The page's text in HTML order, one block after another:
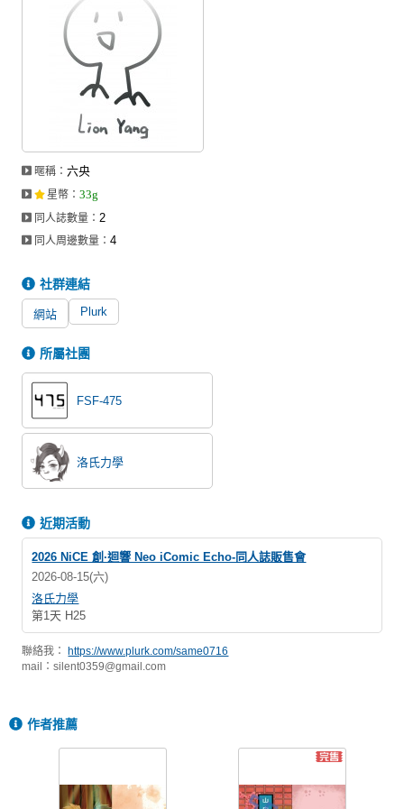
會員中心
註冊會員
登入
暱稱：六央
星幣 ：33g
同人誌數量：2
同人周邊數量：4
社群連結
網站 Plurk
所屬社團
FSF-475
洛氏力學
近期活動
2026 NiCE 創·迴響 Neo iComic Echo-同人誌販售會
2026-08-15(六)
洛氏力學
第1天 H25
聯絡我： https://www.plurk.com/same0716
mail：silent0359@gmail.com
作者推薦